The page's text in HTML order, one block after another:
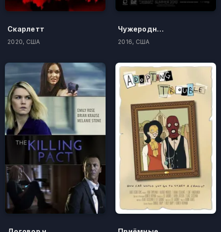
Скарлетт
2020, США
Чужеродный
2016, США